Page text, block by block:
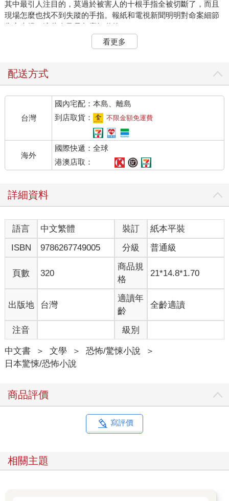
其中最引人注目的，莫過於被害人的十根手指全被切斷了，而且
現場怎麼也找不到失蹤的手指。報紙和電視新聞明明對命案細節
隻字未提，這些人又是怎麼知道的？
難不成是第一時間發現屍體的飯店人員洩漏出去的？
了，還把十根手指一根根地切下來殺害，那已經不是正常人能做
我臉色鐵青地凝視著手機畫面。
日向姐傳來訊息。
「沒有找到被害人的手指這點好可怕啊。」
「啊，我剛才也在留言板看到相同的想法。」
我立刻回覆，月下部先生也緊接著加入。
「對吧？就像我剛才說的，事情恐怕不只是感情糾紛那麼簡
單。」
「雄太，你在說什麼呀。醫療疏失只是傳言不是嗎？」
啦。」
「再說了，你可以去看看那些日本怪談就知道了。女人一旦因愛
成恨，可是很可怕的。」
日向姐仍然堅持是男女之間的愛恨情仇。說到這裡，月下部先生
也舉了幾個出現在怪談或文學裡赫赫有名的女性角色。
「這麼說也是。像是阿岩、於七，還有清姬也很瘋狂呢。
不知怎地，話題已經從批判有人拿命案當成遲到的藉口，變成熱
烈地猜測凶手的動機。但我突然想到的一件事。
「你們不覺得很像之前發生在東京都內的連續殺人案嗎……」
「妳是說那個模仿『新宿斷肢殺人案』的傢伙嗎？」
「嗯。同樣都是身體有一部分不見了。」
「都內到大宮的距離不到一小時，倒也不是不可能。」
這時，日向姐打斷了我們的對話。
「那個……我想到一個非常瘋狂的可能性。」
接著，她傳了一個淚眼迷濛、渾身發抖的小熊貼圖。
「發生在都內的連續殺人案，是不是跟阿幸做的夢有點像啊？」
突然冒出一個和連續殺人案八竿子打不著的名字，我嚇了一大
跳。更別說那還是完全出乎意料之外的驚悚內容，一時間害我不
日向姐完全不理會驚魂未定的我們，想到什麼就一股腦地打了出
來。那些訊息像是連續施放的煙火，毫不間斷。就像前陣子她對
看更多
配送方式
台灣
國內宅配：本島、離島
到店取貨：
不限金額免運費
海外
國際快遞：全球
港澳店取：
詳細資料
語言 中文繁體 裝訂
紙本平裝
ISBN
9786267749005 分級 普通級
頁數 320
商品規
格
21*14.8*1.70
出版地 台灣
適讀年
齡
全齡適讀
注音 級別
中文書 ＞ 文學 ＞ 恐怖/驚悚小說
＞
日本驚悚/恐怖小說
商品評價
寫評價
相關主題